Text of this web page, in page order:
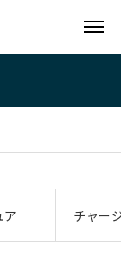
ア チャー